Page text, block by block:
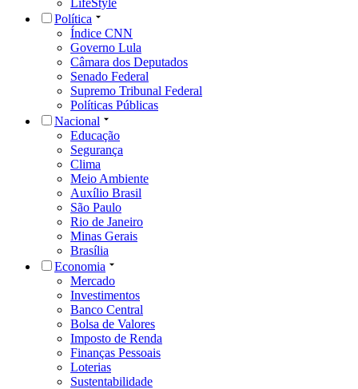
Política
Índice CNN
Governo Lula
Câmara dos Deputados
Senado Federal
Supremo Tribunal Federal
Políticas Públicas
Nacional
Educação
Segurança
Clima
Meio Ambiente
Auxílio Brasil
São Paulo
Rio de Janeiro
Minas Gerais
Brasília
Economia
Mercado
Investimentos
Banco Central
Bolsa de Valores
Imposto de Renda
Finanças Pessoais
Loterias
Sustentabilidade